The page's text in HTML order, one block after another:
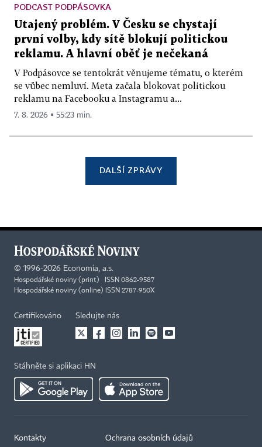
PODCAST PODPÁSOVKA
Utajený problém. V Česku se chystají
první volby, kdy sítě blokují politickou
reklamu. A hlavní oběť je nečekaná
V Podpásovce se tentokrát věnujeme tématu, o kterém
se vůbec nemluví. Meta začala blokovat politickou
reklamu na Facebooku a Instagramu a...
7. 8. 2026 ▪ 55:23 min.
DALŠÍ ZPRÁVY
© 1996-2026 Economia, a.s.
Hospodářské noviny (print) ISSN 0862-9587
Hospodářské noviny (online) ISSN 2787-950X
Certifikováno Sledujte nás
Stáhněte si aplikaci HN
Kontakty Ochrana osobních údajů